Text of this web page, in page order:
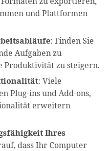
und Plattformen
: Finden Sie
Aufgaben zu
Produktivität zu steigern.
: Viele
Plug-ins und Add-ons,
erweitern
Ihres
dass Ihr Computer